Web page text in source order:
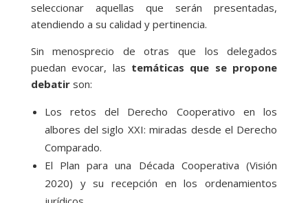
seleccionar aquellas que serán presentadas,
atendiendo a su calidad y pertinencia.
Sin menosprecio de otras que los delegados
puedan evocar, las temáticas que se propone
debatirson:
Los retos del Derecho Cooperativo en los
albores del siglo XXI: miradas desde el Derecho
Comparado.
El Plan para una Década Cooperativa (Visión
2020) y su recepción en los ordenamientos